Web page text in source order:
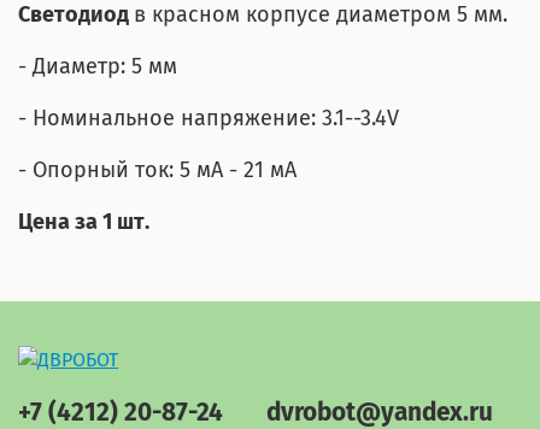
Светодиод в красном корпусе диаметром 5 мм.
- Диаметр: 5 мм
- Номинальное напряжение: 3.1--3.4V
- Опорный ток: 5 мА - 21 мА
Цена за 1 шт.
+7 (4212) 20-87-24 dvrobot@yandex.ru